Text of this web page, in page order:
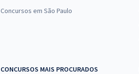
Concursos em São Paulo
CONCURSOS MAIS PROCURADOS